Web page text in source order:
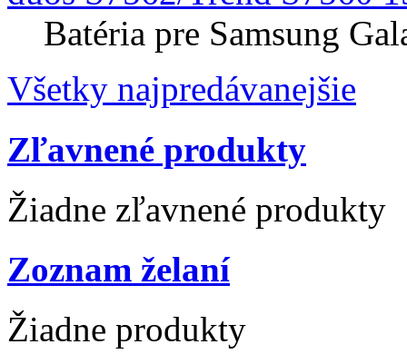
Batéria pre Samsung
Všetky najpredávanejšie
Zľavnené produkty
Žiadne zľavnené produkty
Zoznam želaní
Žiadne produkty